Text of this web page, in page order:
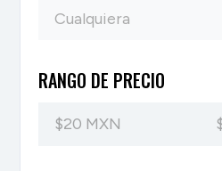
RANGO DE PRECIO